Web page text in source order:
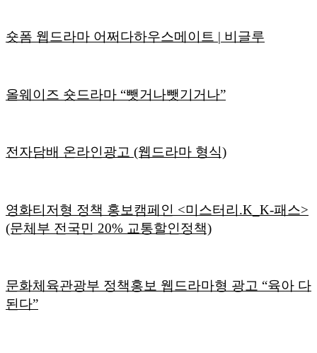
숏폼 웹드라마 어쩌다하우스메이트 | 비글루
올웨이즈 숏드라마 “뺏거나뺏기거나”
전자담배 온라인광고 (웹드라마 형식)
영화티저형 정책 홍보캠페인 <미스터리.K_K-패스>
(문체부 전국민 20% 교통할인정책)
문화체육관광부 정책홍보 웹드라마형 광고 “육아 다
된다”